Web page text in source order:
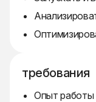
требования
Опыт работы